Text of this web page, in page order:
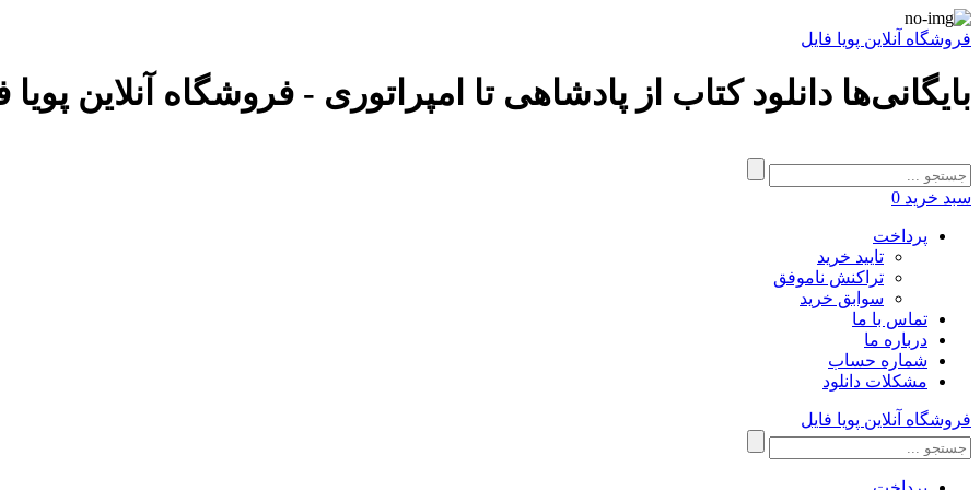
فروشگاه آنلاین پویا فایل
بایگانی‌ها دانلود کتاب از پادشاهی تا امپراتوری - فروشگاه آنلاین پویا
سبد خرید 0
پرداخت
تایید خرید
تراکنش ناموفق
سوابق خرید
تماس با ما
درباره ما
شماره حساب
مشکلات دانلود
فروشگاه آنلاین پویا فایل